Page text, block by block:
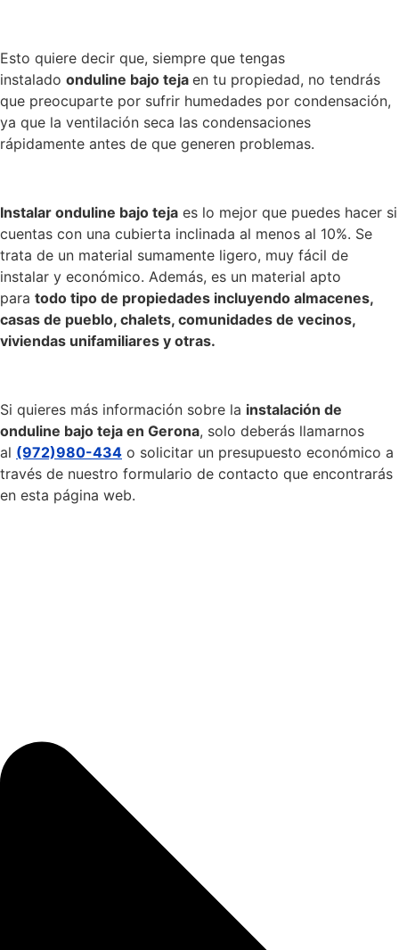
Esto quiere decir que, siempre que tengas
instalado onduline bajo teja en tu propiedad, no tendrás
que preocuparte por sufrir humedades por condensación,
ya que la ventilación seca las condensaciones
rápidamente antes de que generen problemas.
Instalar onduline bajo teja es lo mejor que puedes hacer si
cuentas con una cubierta inclinada al menos al 10%. Se
trata de un material sumamente ligero, muy fácil de
instalar y económico. Además, es un material apto
para todo tipo de propiedades incluyendo almacenes,
casas de pueblo, chalets, comunidades de vecinos,
viviendas unifamiliares y otras.
Si quieres más información sobre la instalación de
onduline bajo teja en Gerona, solo deberás llamarnos
al (972)980-434 o solicitar un presupuesto económico a
través de nuestro formulario de contacto que encontrarás
en esta página web.